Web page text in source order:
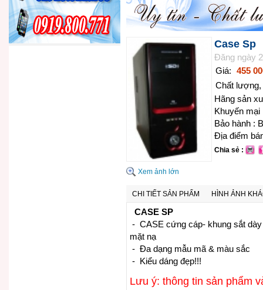
Xem ảnh lớn
Case Sp
Đăng ngày
Giá: 455
Chất lượng,
Hãng sản
Khuyến mại
Bảo hành :
Địa điểm
Chia sẻ :
CHI TIẾT SẢN PHẨM HÌNH ẢNH
CASE SP
- CASE cứng cáp- khung sắt
mặt nạ
- Đa dạng mẫu mã & màu sắc
- Kiểu dáng đẹp!!!
Lưu ý: thông tin sản phẩm